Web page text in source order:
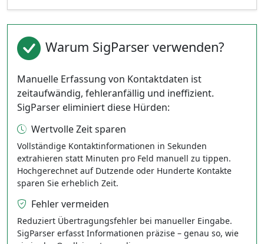
Warum SigParser verwenden?
Manuelle Erfassung von Kontaktdaten ist
zeitaufwändig, fehleranfällig und ineffizient.
SigParser eliminiert diese Hürden:
Wertvolle Zeit sparen
Vollständige Kontaktinformationen in Sekunden
extrahieren statt Minuten pro Feld manuell zu tippen.
Hochgerechnet auf Dutzende oder Hunderte Kontakte
sparen Sie erheblich Zeit.
Fehler vermeiden
Reduziert Übertragungsfehler bei manueller Eingabe.
SigParser erfasst Informationen präzise – genau so, wie